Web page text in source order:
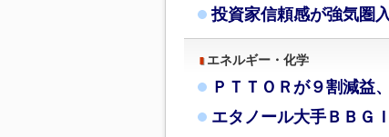
投資家信頼感が強気圏
エネルギー・化学
ＰＴＴＯＲが９割減益
エタノール大手ＢＢＧ